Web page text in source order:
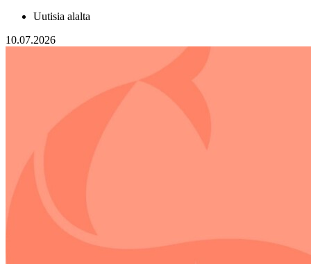
Uutisia alalta
10.07.2026